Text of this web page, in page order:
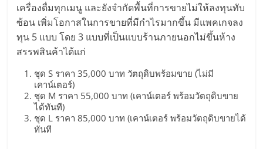
รน
ไชส์"
เครื่องดื่มทุกเมนู และยังจำกัดพื้นที่การขายไม่ให้ลงทุนทับ
ซ้อน เพิ่มโอกาสในการขายที่มีกำไรมากขึ้น มีแพคเกจลง
ทุน 5 แบบ โดย 3 แบบที่เป็นแบบร้านภายนอกไม่ขึ้นห้าง
สรรพสินค้าได้แก่
ชุด S ราคา 35,000 บาท วัตถุดิบพร้อมขาย (ไม่มี
เคาน์เตอร์)
ชุด M ราคา 55,000 บาท (เคาน์เตอร์ พร้อมวัตถุดิบขาย
ได้ทันที)
ชุด L ราคา 85,000 บาท (เคาน์เตอร์ พร้อมวัตถุดิบขายได้
ทันที